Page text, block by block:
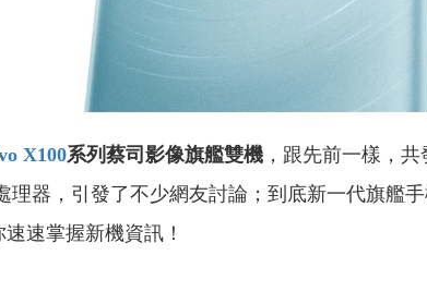
X100系列 蔡司影像旗艦雙機 ，跟先前一樣，共
理器，引發了不少網友討論；到底新一代旗艦
速掌握新機資訊！